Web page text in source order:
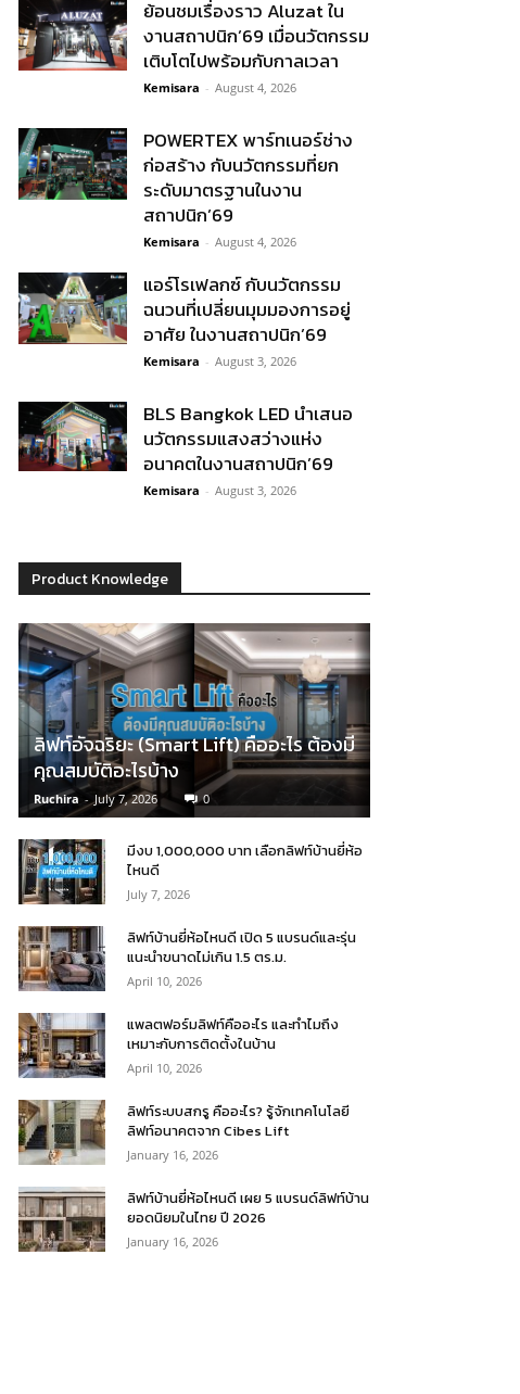
ย้อนชมเรื่องราว Aluzat ใน
งานสถาปนิก’69 เมื่อนวัตกรรม
เติบโตไปพร้อมกับกาลเวลา
Kemisara - August 4, 2026
POWERTEX พาร์ทเนอร์ช่าง
ก่อสร้าง กับนวัตกรรมที่ยก
ระดับมาตรฐานในงาน
สถาปนิก’69
Kemisara - August 4, 2026
แอร์โรเฟลกซ์ กับนวัตกรรม
ฉนวนที่เปลี่ยนมุมมองการอยู่
อาศัย ในงานสถาปนิก’69
Kemisara - August 3, 2026
BLS Bangkok LED นำเสนอ
นวัตกรรมแสงสว่างแห่ง
อนาคตในงานสถาปนิก’69
Kemisara - August 3, 2026
Product Knowledge
ลิฟท์อัจฉริยะ (Smart Lift) คืออะไร ต้องมี
คุณสมบัติอะไรบ้าง
Ruchira - July 7, 2026 0
มีงบ 1,000,000 บาท เลือกลิฟท์บ้านยี่ห้อ
ไหนดี
July 7, 2026
ลิฟท์บ้านยี่ห้อไหนดี เปิด 5 แบรนด์และรุ่น
แนะนำขนาดไม่เกิน 1.5 ตร.ม.
April 10, 2026
แพลตฟอร์มลิฟท์คืออะไร และทำไมถึง
เหมาะกับการติดตั้งในบ้าน
April 10, 2026
ลิฟท์ระบบสกรู คืออะไร? รู้จักเทคโนโลยี
ลิฟท์อนาคตจาก Cibes Lift
January 16, 2026
ลิฟท์บ้านยี่ห้อไหนดี เผย 5 แบรนด์ลิฟท์บ้าน
ยอดนิยมในไทย ปี 2026
January 16, 2026